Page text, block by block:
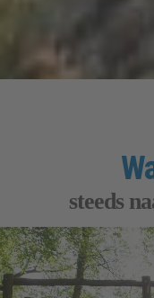
steeds